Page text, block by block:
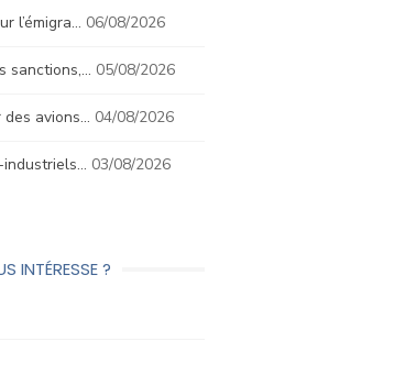
l’émigra… 06/08/2026
sanctions,… 05/08/2026
avions… 04/08/2026
03/08/2026
INTÉRESSE ?